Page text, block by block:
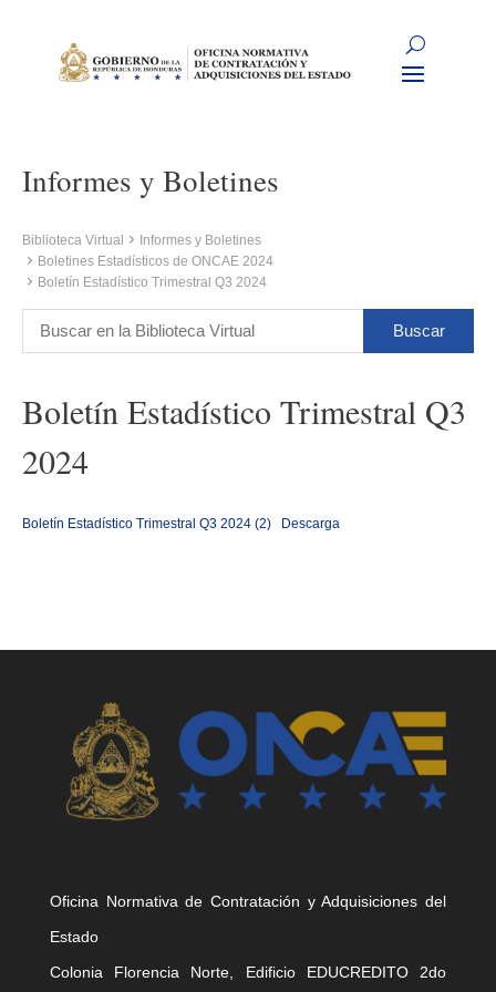
Informes y Boletines
Biblioteca Virtual
Informes y Boletines
Boletines Estadísticos de ONCAE 2024
Boletín Estadístico Trimestral Q3 2024
Boletín Estadístico Trimestral Q3
2024
Boletín Estadístico Trimestral Q3 2024 (2) Descarga
Oficina Normativa de Contratación y Adquisiciones del
Estado
Colonia Florencia Norte, Edificio EDUCREDITO 2do